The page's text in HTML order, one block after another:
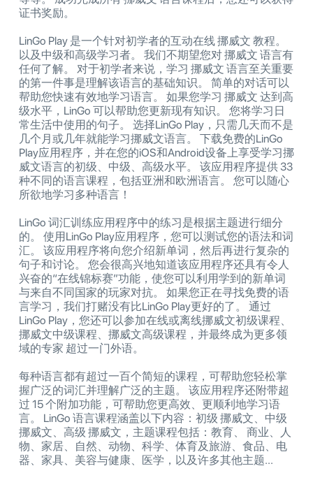
证书奖励。
LinGo Play 是一个针对初学者的互动在线 挪威文 教程。
以及中级和高级学习者。 我们不期望您对 挪威文 语言有
任何了解。 对于初学者来说，学习 挪威文 语言至关重要
的第一件事是理解该语言的基础知识。 简单的对话可以
帮助您快速有效地学习语言。 如果您学习 挪威文 达到高
级水平，LinGo 可以帮助您更新现有知识。 您将学习日
常生活中使用的句子。 选择LinGo Play，只需几天而不是
几个月或几年就能学习挪威文语言。 下载免费的LinGo
Play应用程序，并在您的iOS和Android设备上享受学习挪
威文语言的初级、中级、高级水平。 该应用程序提供 33
种不同的语言课程，包括亚洲和欧洲语言。 您可以随心
所欲地学习多种语言！
LinGo 词汇训练应用程序中的练习是根据主题进行细分
的。 使用LinGo Play应用程序，您可以测试您的语法和词
汇。 该应用程序将向您介绍新单词，然后再进行复杂的
句子和讨论。 您会很高兴地知道该应用程序还具有令人
兴奋的“在线锦标赛”功能，使您可以利用学到的新单词
与来自不同国家的玩家对抗。 如果您正在寻找免费的语
言学习，我们打赌没有比LinGo Play更好的了。 通过
LinGo Play，您还可以参加在线或离线挪威文初级课程、
挪威文中级课程、挪威文高级课程，并最终成为更多领
域的专家 超过一门外语。
每种语言都有超过一百个简短的课程，可帮助您轻松掌
握广泛的词汇并理解广泛的主题。 该应用程序还附带超
过 15 个附加功能，可帮助您更高效、更顺利地学习语
言。 LinGo 语言课程涵盖以下内容：初级 挪威文、中级
挪威文、高级 挪威文，主题课程包括：教育、 商业、人
物、家居、自然、动物、科学、体育及旅游、食品、电
器、家具、美容与健康、医学，以及许多其他主题...